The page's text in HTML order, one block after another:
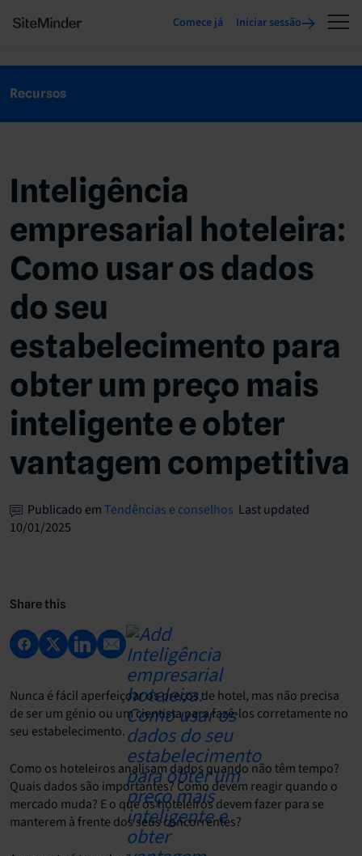
Comece já Iniciar sessão
Recursos
Inteligência
empresarial hoteleira:
Como usar os dados
do seu
estabelecimento para
obter um preço mais
inteligente e obter
vantagem competitiva
Publicado em Tendências e conselhos Last updated
10/01/2025
Share this
Nunca é fácil aperfeiçoar os preços de hotel, mas não precisa
de ser um génio ou um cientista para fazê-los corretamente no
seu estabelecimento.
Como os hoteleiros analisam dados quando não têm tempo?
Quais dados são importantes? Como devem reagir quando o
mercado muda? E o que os hoteleiros devem fazer para se
manterem à frente dos seus concorrentes?